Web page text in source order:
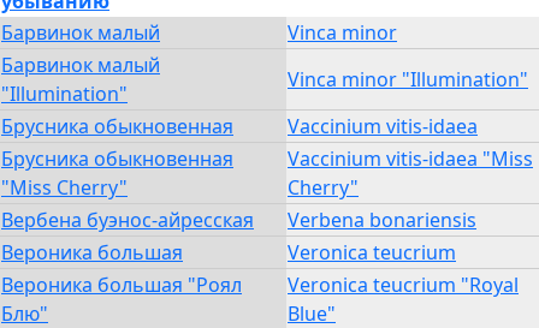
Барвинок малый
Vinca minor
Барвинок малый
"Illumination"
Vinca minor "Illumination"
Брусника обыкновенная
Vaccinium vitis-idaea
Брусника обыкновенная
"Miss Cherry"
Vaccinium vitis-idaea "Miss
Cherry"
Вербена буэнос-айресская
Verbena bonariensis
Вероника большая
Veronica teucrium
Вероника большая "Роял
Блю"
Veronica teucrium "Royal
Blue"